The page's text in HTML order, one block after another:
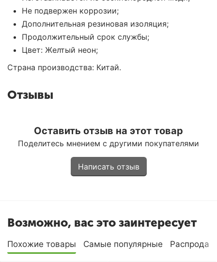
Не подвержен коррозии;
Дополнительная резиновая изоляция;
Продолжительный срок службы;
Цвет: Желтый неон;
Страна производства: Китай.
Отзывы
Оставить отзыв на этот товар
Поделитесь мнением с другими покупателями
Написать отзыв
Возможно, вас это заинтересует
Похожие товары Самые популярные